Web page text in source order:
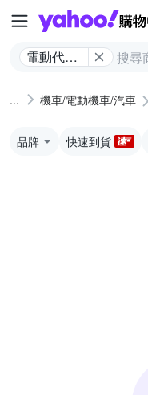
電動代步
椅 機車/電動機車/汽車
品牌 快速到貨